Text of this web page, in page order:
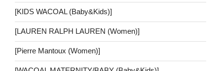
[KIDS WACOAL (Baby&Kids)]
[LAUREN RALPH LAUREN (Women)]
[Pierre Mantoux (Women)]